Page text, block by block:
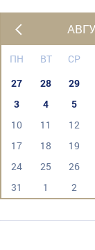
ПН ВТ СР
27
28 29
3
4 5
10
11 12
17
18 19
24
25 26
31
1 2